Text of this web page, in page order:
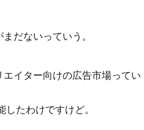
だないっていう。
イター向けの広告市場ってい
たわけですけど。